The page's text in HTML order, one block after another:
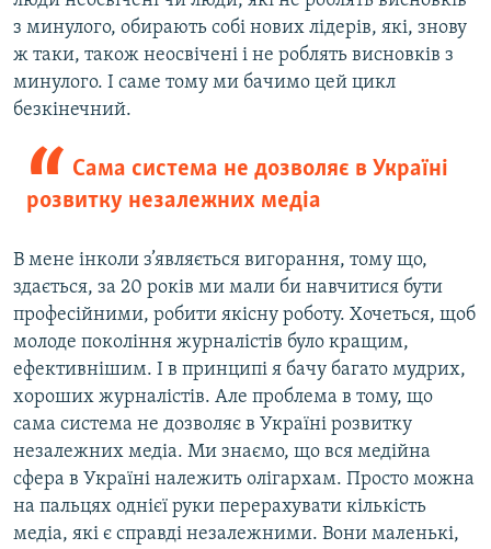
з минулого, обирають собі нових лідерів, які, знову
ж таки, також неосвічені і не роблять висновків з
минулого. І саме тому ми бачимо цей цикл
безкінечний.
Сама система не дозволяє в Україні
розвитку незалежних медіа
В мене інколи з’являється вигорання, тому що,
здається, за 20 років ми мали би навчитися бути
професійними, робити якісну роботу. Хочеться, щоб
молоде покоління журналістів було кращим,
ефективнішим. І в принципі я бачу багато мудрих,
хороших журналістів. Але проблема в тому, що
сама система не дозволяє в Україні розвитку
незалежних медіа. Ми знаємо, що вся медійна
сфера в Україні належить олігархам. Просто можна
на пальцях однієї руки перерахувати кількість
медіа, які є справді незалежними. Вони маленькі,